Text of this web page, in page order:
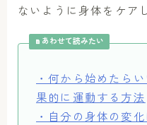
ないように身体をケ
あわせて読みたい
・何から始めたら
果的に運動する方法
・自分の身体の変